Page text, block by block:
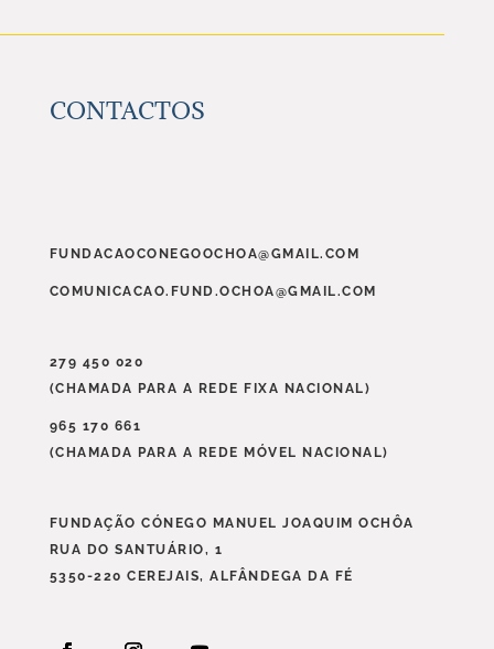
DE
CONTACTOS
FUNDACAOCONEGOOCHOA@GMAIL.COM
COMUNICACAO.FUND.OCHOA@GMAIL.COM
279 450 020
(CHAMADA PARA A REDE FIXA NACIONAL)
965 170 661
(CHAMADA PARA A REDE MÓVEL NACIONAL)
FUNDAÇÃO CÓNEGO MANUEL JOAQUIM OCHÔA
RUA DO SANTUÁRIO, 1
5350-220 CEREJAIS, ALFÂNDEGA DA FÉ